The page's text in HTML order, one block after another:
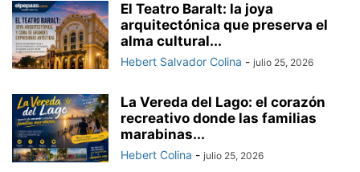
El Teatro Baralt: la joya
arquitectónica que preserva el
alma cultural...
Hebert Salvador Colina - julio 25, 2026
La Vereda del Lago: el corazón
recreativo donde las familias
marabinas...
Hebert Colina - julio 25, 2026